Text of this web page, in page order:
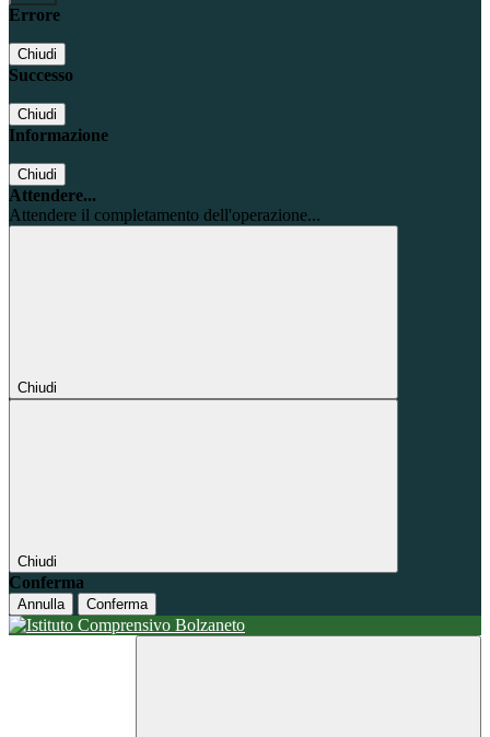
Errore
Chiudi
Successo
Chiudi
Informazione
Chiudi
Attendere...
Attendere il completamento dell'operazione...
Chiudi
Chiudi
Conferma
Annulla Conferma